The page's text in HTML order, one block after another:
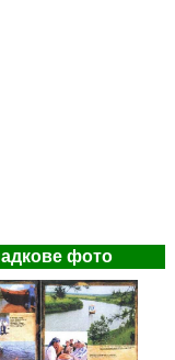
фото